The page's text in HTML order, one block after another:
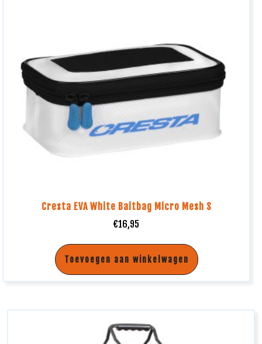
Cresta EVA White Baitbag Micro Mesh S
€16,95
Toevoegen aan winkelwagen